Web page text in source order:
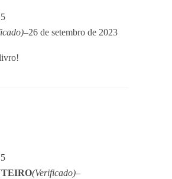
–26 de setembro de 2023
(Verificado)–